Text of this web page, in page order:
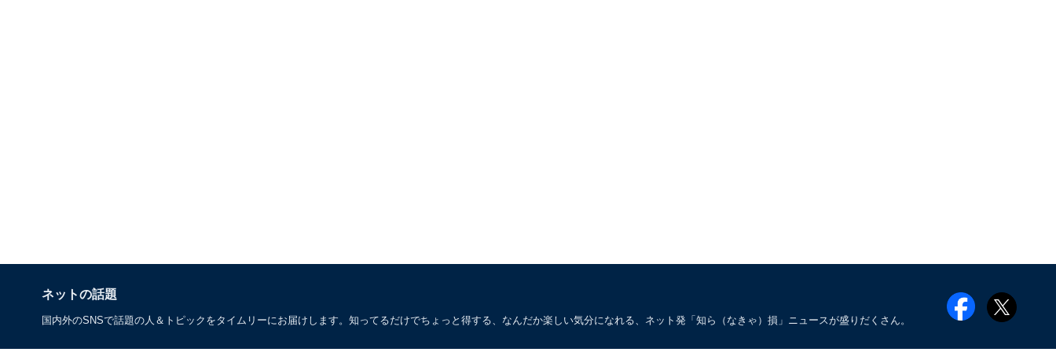
ネットの話題
国内外のSNSで話題の人＆トピックをタイムリーにお届けします。知ってるだけでちょっと得する、なんだか楽しい気分になれる、ネット発「知ら（なきゃ）損」ニュースが盛りだくさん。